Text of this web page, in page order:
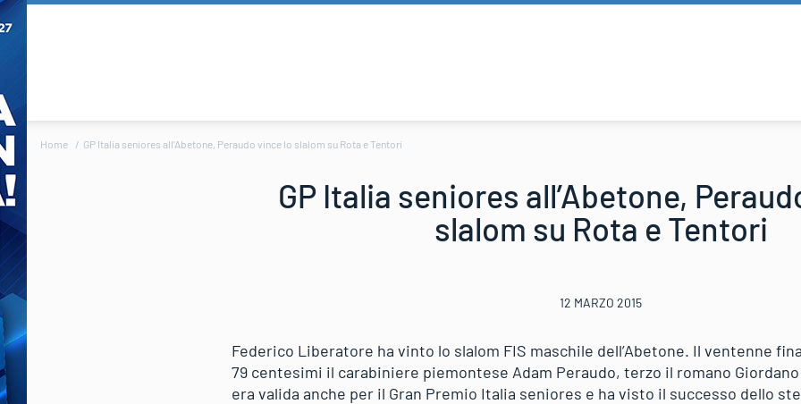
Home GP Italia seniores all’Abetone, Peraudo vince lo slalom su Rota e Tentori
GP Italia seniores all’Abetone,
slalom su Rota e Tentori
12 MARZO 2015
Federico Liberatore ha vinto lo slalom FIS maschile dell’Abetone. Il ventenne
79 centesimi il carabiniere piemontese Adam Peraudo, terzo il romano Giordano
era valida anche per il Gran Premio Italia seniores e ha visto il successo dello